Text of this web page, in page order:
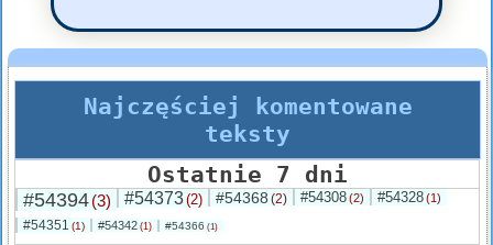
Najczęściej komentowane
teksty
Ostatnie 7 dni
#54394(3) #54373(2) #54368 (2) #54308(2) #54328(1)
#54351 (1) #54342 (1) #54366 (1)